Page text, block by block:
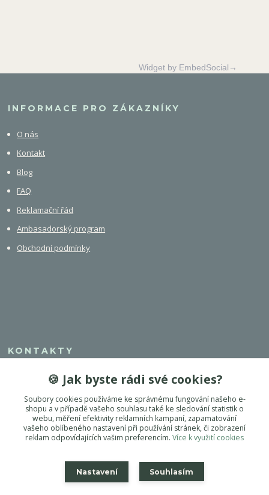
Widget by EmbedSocial→
INFORMACE PRO ZÁKAZNÍKY
O nás
Kontakt
Blog
FAQ
Reklamační řád
Ambasadorský program
Obchodní podmínky
KONTAKTY
+420 608 308 750
info@dogest.cz
🍪 Jak byste rádi své cookies?
Soubory cookies používáme ke správnému fungování našeho e-
shopu a v případě vašeho souhlasu také ke sledování statistik o
webu, měření efektivity reklamních kampaní, zapamatování
vašeho oblíbeného nastavení při používání stránek, či zobrazení
reklam odpovídajících vašim preferencím. Více k využití cookies
Nastavení Souhlasím